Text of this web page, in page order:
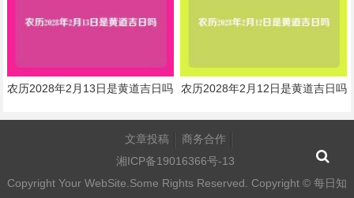
农历2028年2月13日是黄道吉日吗 农历2028年2月12日是黄道吉日吗
文章投稿
商务合作
湘ICP备19016366号-13
Copyright Your WebSite.Some Rights Reserved. Copyright © 每日知